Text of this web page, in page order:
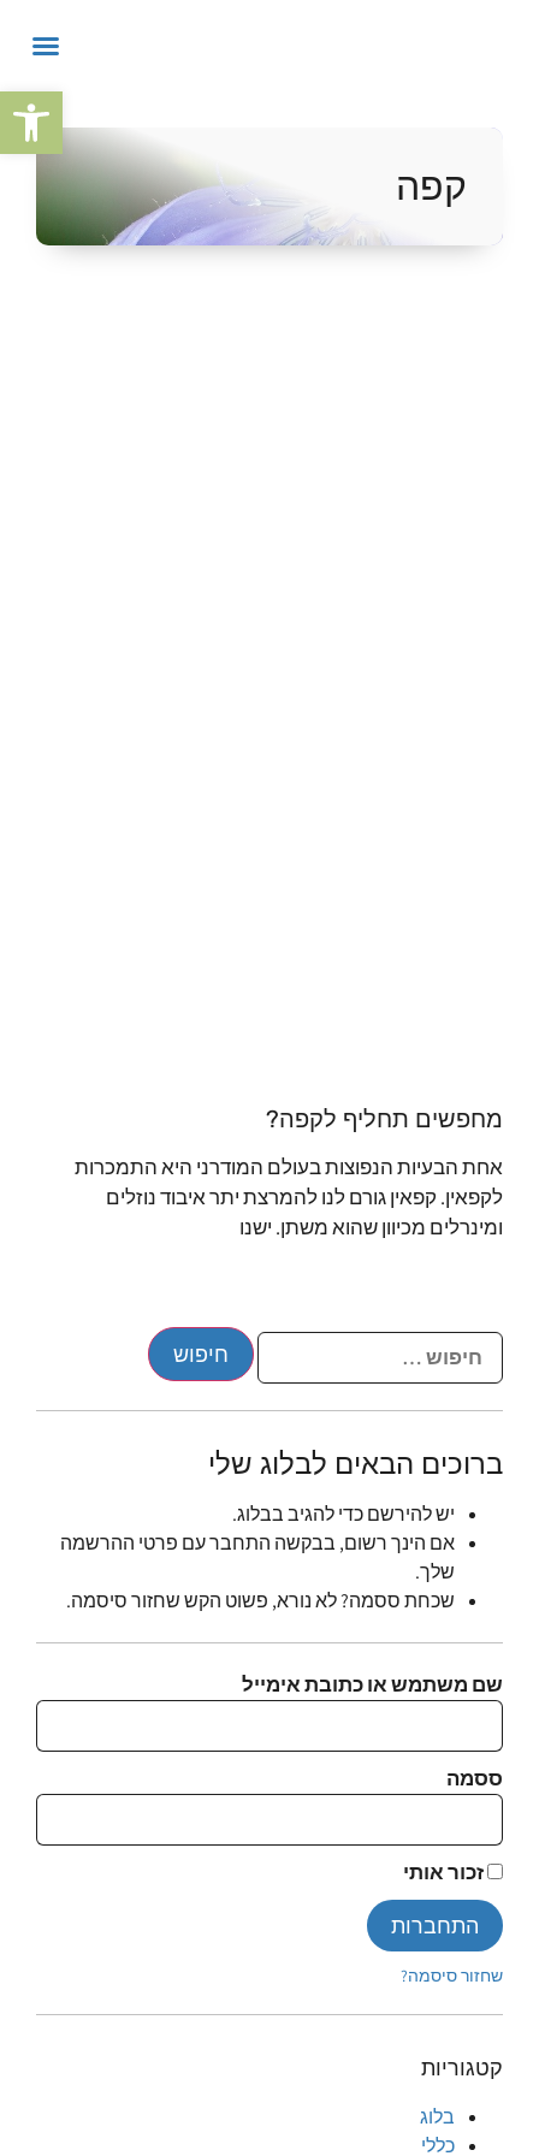
קפה
ברוכים הבאים לבלוג שלי
יש להירשם כדי להגיב בבלוג.
אם הינך רשום, בבקשה התחבר עם פרטי ההרשמה
שלך.
שכחת ססמה? לא נורא, פשוט הקש שחזור סיסמה.
שם משתמש או כתובת אימייל
ססמה
זכור אותי
התחברות
שחזור סיסמה?
קטגוריות
בלוג
כללי
מחפשים תחליף לקפה?
אחת הבעיות הנפוצות בעולם המודרני היא התמכרות
לקפאין. קפאין גורם לנו להמרצת יתר איבוד נוזלים
ומינרלים מכיוון שהוא משתן. ישנו